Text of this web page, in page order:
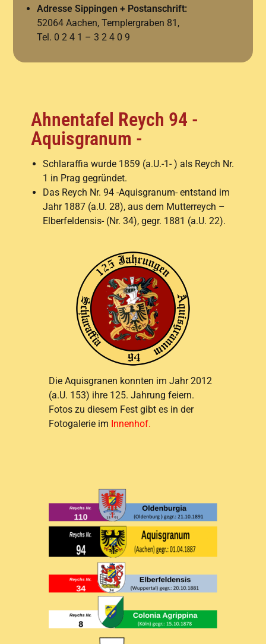
Adresse Sippingen + Postanschrift:
52064 Aachen, Templergraben 81,
Tel. 0 2 4 1 – 3 2 4 0 9
Ahnentafel Reych 94 -
Aquisgranum -
Schlaraffia wurde 1859 (a.U.-1- ) als Reych Nr.
1 in Prag gegründet.
Das Reych Nr. 94 -Aquisgranum- entstand im
Jahr 1887 (a.U. 28), aus dem Mutterreych –
Elberfeldensis- (Nr. 34), gegr. 1881 (a.U. 22).
Die Aquisgranen konnten im Jahr 2012
(a.U. 153) ihre 125. Jahrung feiern.
Fotos zu diesem Fest gibt es in der
Fotogalerie im Innenhof.